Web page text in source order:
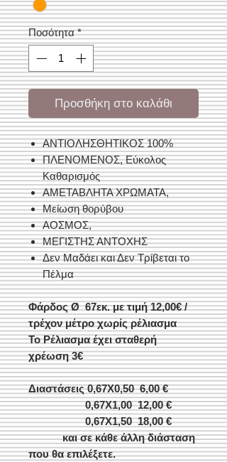
Ποσότητα *
Προσθήκη στο καλάθι
ΑΝΤΙΟΛΗΣΘΗΤΙΚΟΣ 100%
ΠΛΕΝΟΜΕΝΟΣ, Εύκολος
Kαθαρισμός
ΑΜΕΤΑΒΛΗΤΑ ΧΡΩΜΑΤΑ,
Μείωση θορύβου
ΑΟΣΜΟΣ,
ΜΕΓΙΣΤΗΣ ΑΝΤΟΧΗΣ
Δεν Μαδάει και Δεν Τρίβεται το
Πέλμα
Φάρδος Ø 67εκ. με τιμή 12,00€ /
τρέχον μέτρο χωρίς ρέλιασμα
Το Ρέλιασμα έχει σταθερή
χρέωση 3€
Διαστάσεις 0,67X0,50 6,00 €
0,67Χ1,00 12,00 €
0,67Χ1,5018,00 €
και σε κάθε άλλη διάσταση
που θα επιλέξετε.